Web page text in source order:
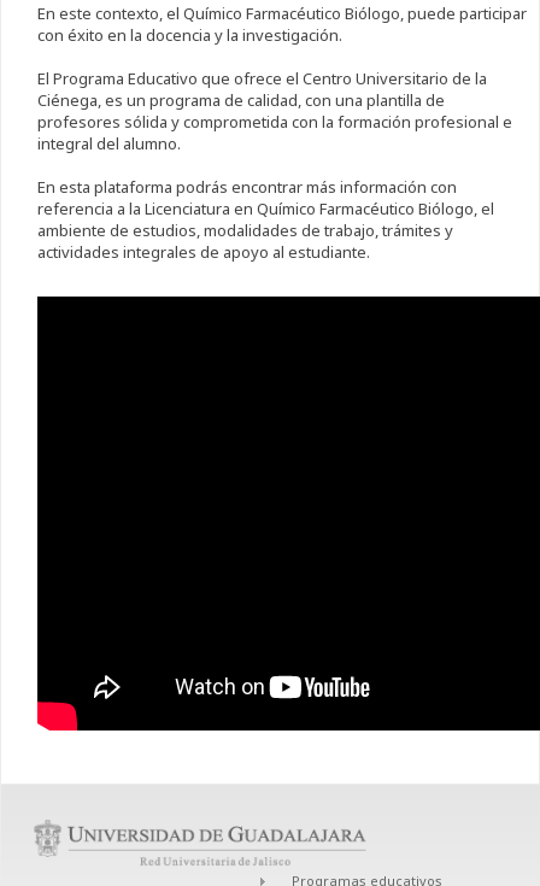
En este contexto, el Químico Farmacéutico Biólogo, puede participar
con éxito en la docencia y la investigación.
El Programa Educativo que ofrece el Centro Universitario de la
Ciénega, es un programa de calidad, con una plantilla de
profesores sólida y comprometida con la formación profesional e
integral del alumno.
En esta plataforma podrás encontrar más información con
referencia a la Licenciatura en Químico Farmacéutico Biólogo, el
ambiente de estudios, modalidades de trabajo, trámites y
actividades integrales de apoyo al estudiante.
Programas educativos